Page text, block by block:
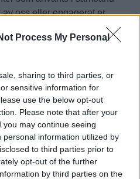
Process My Personal
sharing to third parties, or
sensitive information for
use the below opt-out
Please note that after your
may continue seeing
information utilized by
to third parties prior to
opt-out of the further
by third parties on the
oss eller engagerat er